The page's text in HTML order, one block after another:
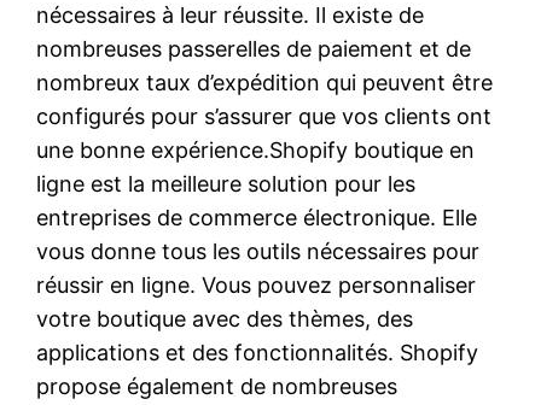
nécessaires à leur réussite. Il existe de
nombreuses passerelles de paiement et de
nombreux taux d’expédition qui peuvent être
configurés pour s’assurer que vos clients ont
une bonne expérience.Shopify boutique en
ligne est la meilleure solution pour les
entreprises de commerce électronique. Elle
vous donne tous les outils nécessaires pour
réussir en ligne. Vous pouvez personnaliser
votre boutique avec des thèmes, des
applications et des fonctionnalités. Shopify
propose également de nombreuses